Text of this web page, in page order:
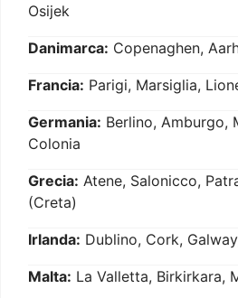
Osijek
Danimarca: Copenaghen,
Francia: Parigi, Marsiglia,
Germania: Berlino, Amburgo,
Colonia
Grecia: Atene, Salonicco,
(Creta)
Irlanda: Dublino, Cork,
Malta: La Valletta, Birkirkara,